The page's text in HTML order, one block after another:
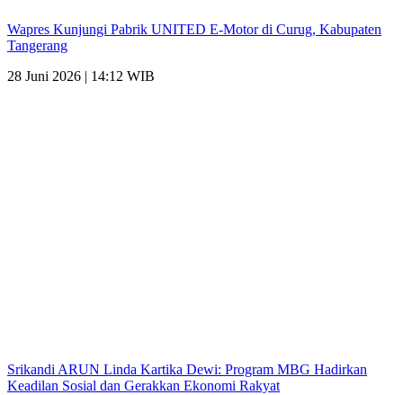
Wapres Kunjungi Pabrik UNITED E-Motor di Curug, Kabupaten
Tangerang
28 Juni 2026 | 14:12 WIB
Srikandi ARUN Linda Kartika Dewi: Program MBG Hadirkan
Keadilan Sosial dan Gerakkan Ekonomi Rakyat